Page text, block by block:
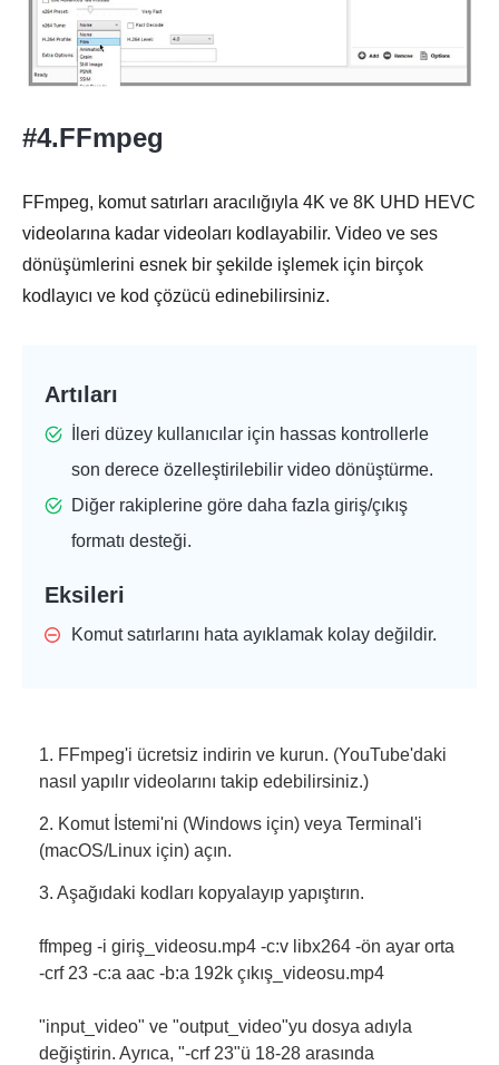
#4.FFmpeg
FFmpeg, komut satırları aracılığıyla 4K ve 8K UHD HEVC
videolarına kadar videoları kodlayabilir. Video ve ses
dönüşümlerini esnek bir şekilde işlemek için birçok
kodlayıcı ve kod çözücü edinebilirsiniz.
Artıları
İleri düzey kullanıcılar için hassas kontrollerle
son derece özelleştirilebilir video dönüştürme.
Diğer rakiplerine göre daha fazla giriş/çıkış
formatı desteği.
Eksileri
Komut satırlarını hata ayıklamak kolay değildir.
1. FFmpeg'i ücretsiz indirin ve kurun. (YouTube'daki
nasıl yapılır videolarını takip edebilirsiniz.)
2. Komut İstemi'ni (Windows için) veya Terminal'i
(macOS/Linux için) açın.
3. Aşağıdaki kodları kopyalayıp yapıştırın.
ffmpeg -i giriş_videosu.mp4 -c:v libx264 -ön ayar orta
-crf 23 -c:a aac -b:a 192k çıkış_videosu.mp4
"input_video" ve "output_video"yu dosya adıyla
değiştirin. Ayrıca, "-crf 23"ü 18-28 arasında